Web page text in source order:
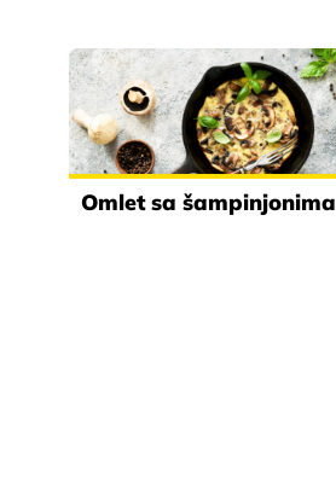
Omlet sa šampinjonima